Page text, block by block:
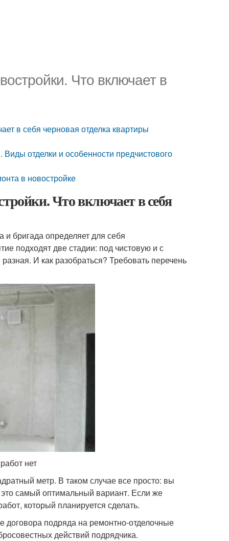
Что включает в
в себя черновая отделка квартиры
отделки и особенности предчистового
в новостройке
Что включает в себя
бригада определяет для себя
подходят две стадии: под чистовую и с
И как разобраться? Требовать перечень
нет
метр. В таком случае все просто: вы
самый оптимальный вариант. Если же
который планируется сделать.
договора подряда на ремонтно-отделочные
действий подрядчика.